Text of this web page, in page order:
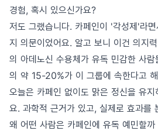
경험, 혹시 있으신가요?
저도 그랬습니다. 카페인이 '각성제'라
지 의문이었어요. 알고 보니 이건 의지
의 아데노신 수용체가 유독 민감한 사
의 약 15-20%가 이 그룹에 속한다고
오늘은 카페인 없이도 맑은 정신을 유지
요. 과학적 근거가 있고, 실제로 효과를
왜 어떤 사람은 카페인에 유독 예민할까